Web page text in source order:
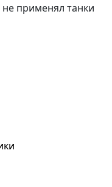
применял танки